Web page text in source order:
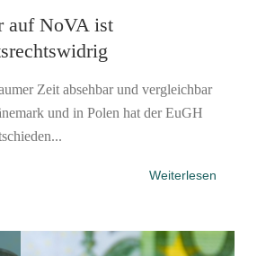
auf NoVA ist
Zeit absehbar und vergleichbar
und in Polen hat der EuGH
Weiterlesen